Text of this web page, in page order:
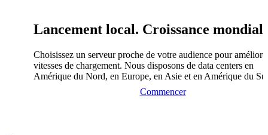
Lancement local. Croissance
Choisissez un serveur proche de votre audience pour
vitesses de chargement. Nous disposons de data centers en
Amérique du Nord, en Europe, en Asie et en Amérique du
Commencer